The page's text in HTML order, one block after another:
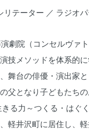
テーター ／ ラジオ
劇院（コンセルヴァ
技メソッドを体系的
舞台の俳優・演出家
父となり子どもたち
る力～つくる・は
軽井沢町に居住し、